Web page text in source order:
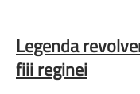
Legenda
fiii reginei